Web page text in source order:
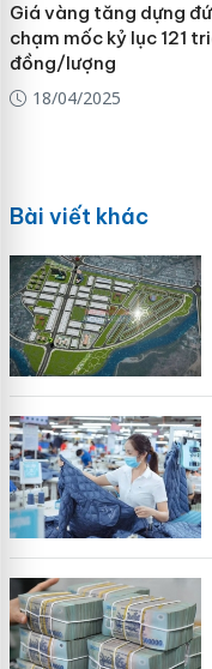
Giá vàng tăng dựng
chạm mốc kỷ lục 121
đồng/lượng
18/04/2025
Bài viết khác